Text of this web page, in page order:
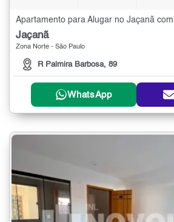
Apartamento para Alugar no Jaçanã
Jaçanã
Zona Norte - São Paulo
R Palmira Barbosa, 89
WhatsApp